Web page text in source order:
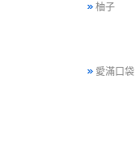
柚子
愛滿口袋